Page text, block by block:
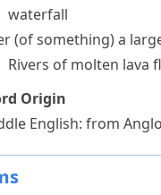
waterfall
(of something)a
Rivers of molten lava
Origin
English: from